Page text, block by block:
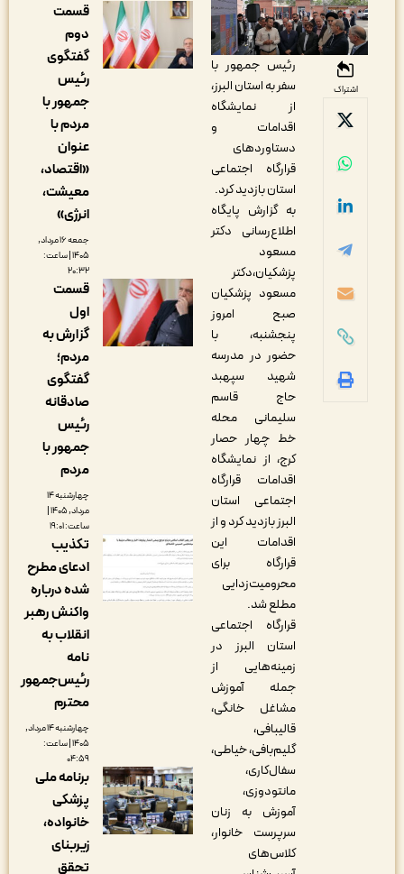
رئیس جمهور با
سفر به استان البرز،
از نمایشگاه
اقدامات و
دستاوردهای
قرارگاه اجتماعی
استان بازدید کرد.
به گزارش پایگاه
اطلاع‌رسانی دکتر
پزشکیان،دکتر
مسعود پزشکیان
صبح امروز
پنجشنبه، با
حضور در مدرسه
شهید سپهبد
حاج قاسم
سلیمانی محله
خط چهار حصار
کرج، از نمایشگاه
اقدامات قرارگاه
اجتماعی استان
البرز بازدید کرد و از
اقدامات این
قرارگاه برای
محرومیت‌زدایی
مطلع شد.
قرارگاه اجتماعی
استان البرز در
زمینه‌هایی از
جمله آموزش
مشاغل خانگی،
قالیبافی،
گلیم‌بافی، خیاطی،
سفال‌کاری،
مانتودوزی،
آموزش به زنان
سرپرست خانوار،
کلاس‌های
قسمت
دوم
گفتگوی
جمهور با
«اقتصاد،
معیشت،
جمعه ۱۶ مرداد,
۱۴۰۵ | ساعت:
قسمت
اول
گزارش به
گفتگوی
صادقانه
جمهور با
چهارشنبه ۱۴
مرداد, ۱۴۰۵ |
تکذیب
ادعای مطرح
شده درباره
واکنش رهبر
انقلاب به
رئیس‌جمهور
چهارشنبه ۱۴ مرداد,
۱۴۰۵ | ساعت:
برنامه ملی
پزشکی
خانواده،